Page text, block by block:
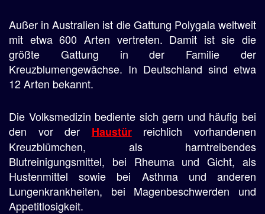
Außer in Australien ist die Gattung Polygala weltweit
mit etwa 600 Arten vertreten. Damit ist sie die
größte Gattung in der Familie der
Kreuzblumengewächse. In Deutschland sind etwa
12 Arten bekannt.
Die Volksmedizin bediente sich gern und häufig bei
den vor der Haustürreichlich vorhandenen
Kreuzblümchen, als harntreibendes
Blutreinigungsmittel, bei Rheuma und Gicht, als
Hustenmittel sowie bei Asthma und anderen
Lungenkrankheiten, bei Magenbeschwerden und
Appetitlosigkeit.